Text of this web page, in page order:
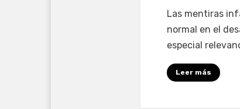
porEnrique
Las mentiras
normal en el
especial
Leer más